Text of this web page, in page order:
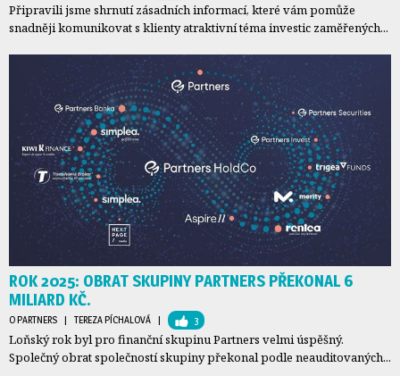
Připravili jsme shrnutí zásadních informací, které vám pomůže
snadněji komunikovat s klienty atraktivní téma investic zaměřených...
ROK 2025: OBRAT SKUPINY PARTNERS PŘEKONAL 6
MILIARD KČ.
O PARTNERS | TEREZA PÍCHALOVÁ | 3
Loňský rok byl pro finanční skupinu Partners velmi úspěšný.
Společný obrat společností skupiny překonal podle neauditovaných...